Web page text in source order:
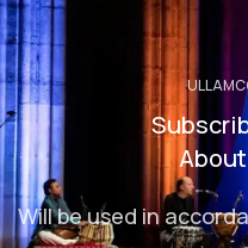
Will be used in